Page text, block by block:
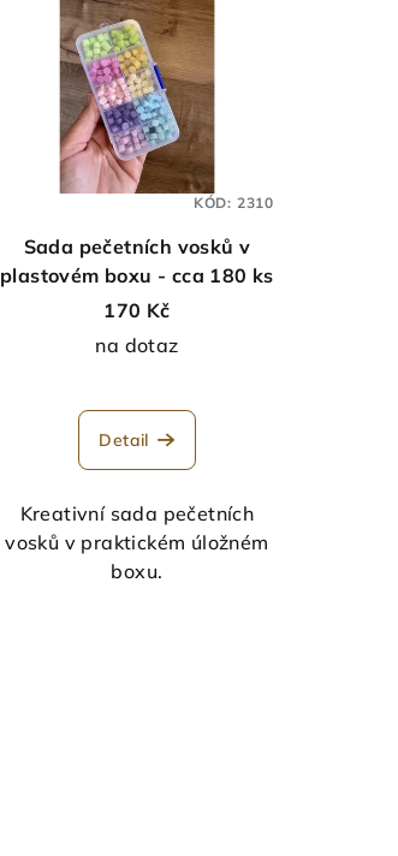
Sada pečetních vosků v
plastovém boxu - cca 180 ks
170 Kč
na dotaz
Detail
Kreativní sada pečetních
vosků v praktickém úložném
boxu.
KÓD: 2310